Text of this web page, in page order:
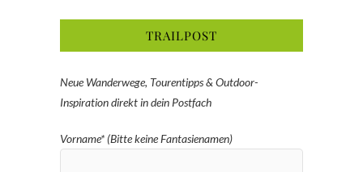
TRAILPOST
Neue Wanderwege, Tourentipps & Outdoor-
Inspiration direkt in dein Postfach
Vorname* (Bitte keine Fantasienamen)